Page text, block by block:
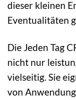
dieser kleinen
Eventualitäten
Die Jeden Tag
nicht nur
vielseitig. Sie
von